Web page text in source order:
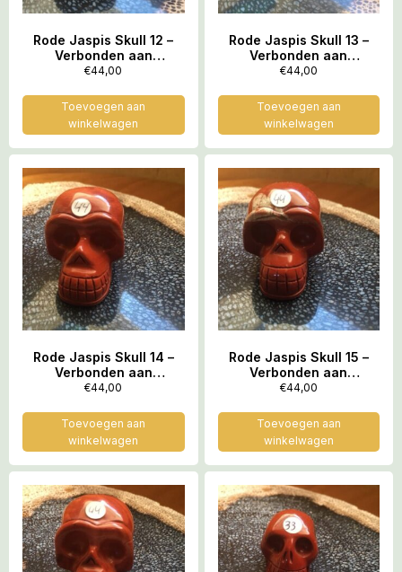
Rode Jaspis Skull 12 –
Verbonden aan
Feeërieke Elfenwereld
2.7 x 2.9 cm
€44,00
Toevoegen aan
winkelwagen
Rode Jaspis Skull 13 –
Verbonden aan
Feeërieke Elfenwereld
2.7 x 2.9 cm
€44,00
Toevoegen aan
winkelwagen
Rode Jaspis Skull 14 –
Verbonden aan
Feeërieke Elfenwereld
2.7 x 2.9 cm
€44,00
Toevoegen aan
winkelwagen
Rode Jaspis Skull 15 –
Verbonden aan
Feeërieke Elfenwereld
2.7 x 2.9 cm
€44,00
Toevoegen aan
winkelwagen